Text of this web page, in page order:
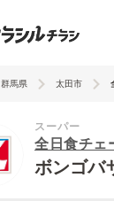
群馬県 太田市
スーパー
全日食チェ
ボンゴバ